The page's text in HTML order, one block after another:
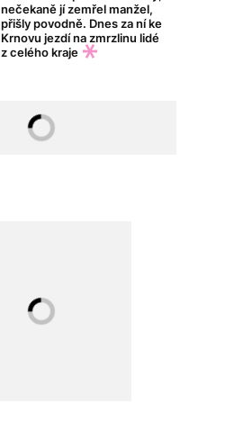
nečekaně jí zemřel manžel,
přišly povodně. Dnes za ní ke
Krnovu jezdí na zmrzlinu lidé
z celého kraje